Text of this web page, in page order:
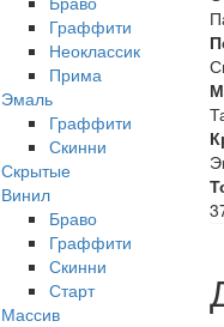
Граффити
Неоклассик
Прима
Эмаль
Граффити
Скинни
Скрытые
Винил
Браво
Граффити
Скинни
Старт
Массив